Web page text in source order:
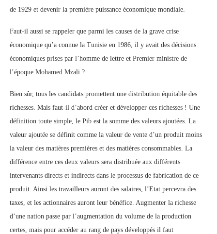
de 1929 et devenir la première puissance économique mondiale.
Faut-il aussi se rappeler que parmi les causes de la grave crise
économique qu’a connue la Tunisie en 1986, il y avait des décisions
économiques prises par l’homme de lettre et Premier ministre de
l’époque Mohamed Mzali ?
Bien sûr, tous les candidats promettent une distribution équitable des
richesses. Mais faut-il d’abord créer et développer ces richesses ! Une
définition toute simple, le Pib est la somme des valeurs ajoutées. La
valeur ajoutée se définit comme la valeur de vente d’un produit moins
la valeur des matières premières et des matières consommables. La
différence entre ces deux valeurs sera distribuée aux différents
intervenants directs et indirects dans le processus de fabrication de ce
produit. Ainsi les travailleurs auront des salaires, l’Etat percevra des
taxes, et les actionnaires auront leur bénéfice. Augmenter la richesse
d’une nation passe par l’augmentation du volume de la production
certes, mais pour accéder au rang de pays développés il faut